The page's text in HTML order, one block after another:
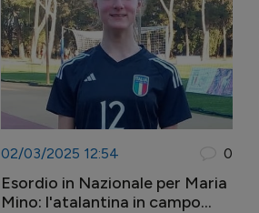
02/03/2025 12:54 0
Esordio in Nazionale per Maria
Mino: l'atalantina in campo